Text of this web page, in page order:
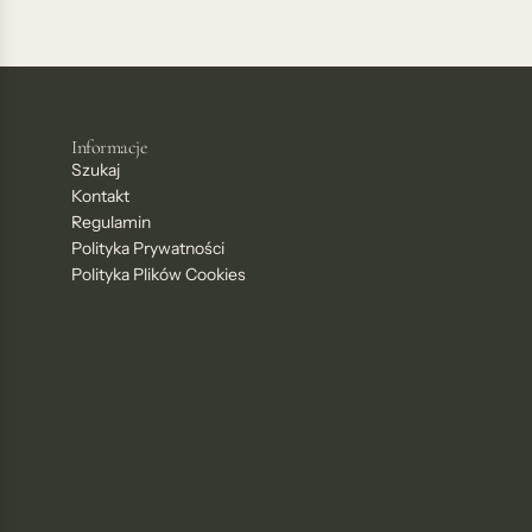
Informacje
Szukaj
Kontakt
Regulamin
Polityka Prywatności
Polityka Plików Cookies